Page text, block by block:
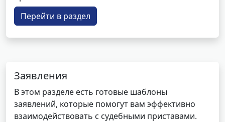
Перейти в раздел
Заявления
В этом разделе есть готовые шаблоны
заявлений, которые помогут вам эффективно
взаимодействовать с судебными приставами.